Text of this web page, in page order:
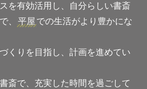
を有効活用し、自分らしい書斎
、
平屋 での生活がより豊かにな
くりを目指し、計画を進めてい
斎で、充実した時間を過ごして